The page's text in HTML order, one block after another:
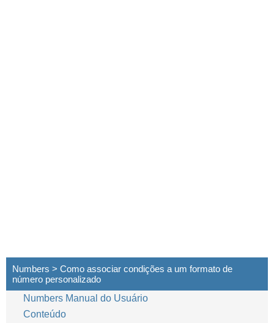
Numbers > Como associar condições a um formato de
número personalizado
Numbers Manual do Usuário
Conteúdo